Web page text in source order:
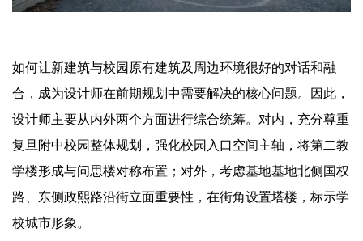
如何让新建筑与校园原有建筑及周边环境很好的对话和融
合，成为设计师在前期规划中需要解决的核心问题。因此，
设计师主要从内外两个方面进行综合统筹。对内，充分尊重
复旦附中校园整体规划，强化校园入口空间主轴，将第二教
学楼形成与问思楼对称布置；对外，考虑基地基地北侧国权
路、东侧政熙路沿街立面重要性，在街角设置塔楼，标示学
校城市形象。